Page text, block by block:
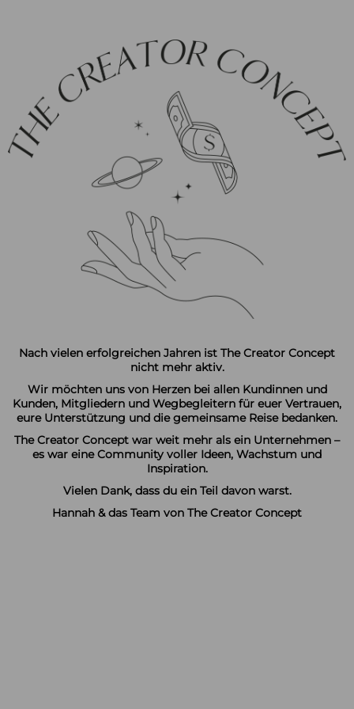
Nach vielen erfolgreichen Jahren ist The Creator Concept
nicht mehr aktiv.
Wir möchten uns von Herzen bei allen Kundinnen und
Kunden, Mitgliedern und Wegbegleitern für euer Vertrauen,
eure Unterstützung und die gemeinsame Reise bedanken.
The Creator Concept war weit mehr als ein Unternehmen –
es war eine Community voller Ideen, Wachstum und
Inspiration.
Vielen Dank, dass du ein Teil davon warst.
Hannah & das Team von The Creator Concept